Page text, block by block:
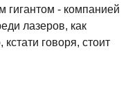
гигантом - компанией
лазеров, как
говоря, стоит